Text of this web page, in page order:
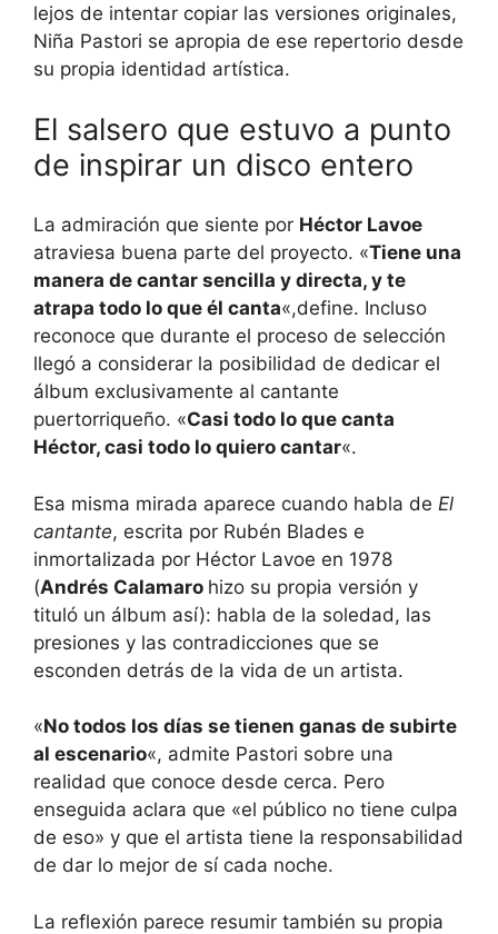
lejos de intentar copiar las versiones originales,
Niña Pastori se apropia de ese repertorio desde
su propia identidad artística.
El salsero que estuvo a punto
de inspirar un disco entero
La admiración que siente por Héctor Lavoe
atraviesa buena parte del proyecto. «Tiene una
manera de cantar sencilla y directa, y te
atrapa todo lo que él canta«,define. Incluso
reconoce que durante el proceso de selección
llegó a considerar la posibilidad de dedicar el
álbum exclusivamente al cantante
puertorriqueño. «Casi todo lo que canta
Héctor, casi todo lo quiero cantar«.
Esa misma mirada aparece cuando habla de El
cantante, escrita por Rubén Blades e
inmortalizada por Héctor Lavoe en 1978
(Andrés Calamaro hizo su propia versión y
tituló un álbum así): habla de la soledad, las
presiones y las contradicciones que se
esconden detrás de la vida de un artista.
«No todos los días se tienen ganas de subirte
al escenario«, admite Pastori sobre una
realidad que conoce desde cerca. Pero
enseguida aclara que «el público no tiene culpa
de eso» y que el artista tiene la responsabilidad
de dar lo mejor de sí cada noche.
La reflexión parece resumir también su propia